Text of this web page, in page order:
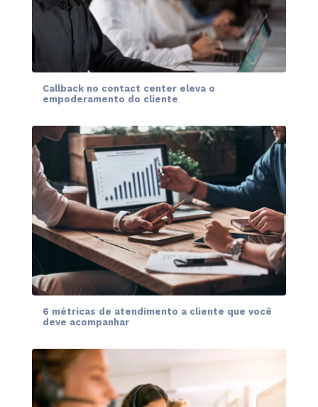
Callback no contact center eleva o
empoderamento do cliente
6 métricas de atendimento a cliente que você
deve acompanhar